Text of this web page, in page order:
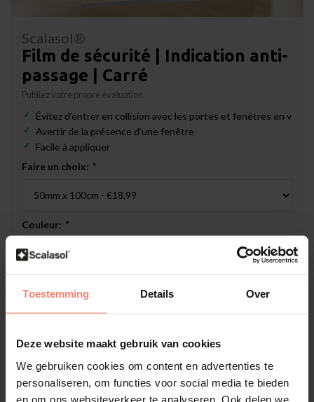
Toestemming Details Over
Deze website maakt gebruik van cookies
We gebruiken cookies om content en advertenties te
personaliseren, om functies voor social media te bieden
en om ons websiteverkeer te analyseren. Ook delen we
Scalasol®
Film de sécurité | Indication anti-
passage | Carré
Publiez votre propre évaluation
Évitez d'entrer en collision avec les portes et fenêtres en verre
Avertir de la présence d'une fenêtre
Facile à appliquer
Faire un choix: *
Couleur: *
Disponible
€18,99